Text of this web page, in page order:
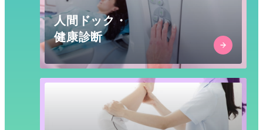
人間ドック・
健康診断